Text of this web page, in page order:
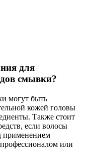
для
смывки?
могут быть
кожей головы
Также стоит
если волосы
применением
профессионалом или